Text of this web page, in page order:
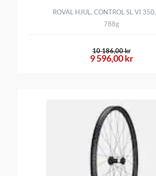
ROVAL HJUL, CONTROL SL VI
788g
9 596,00 kr
10 186,00 kr